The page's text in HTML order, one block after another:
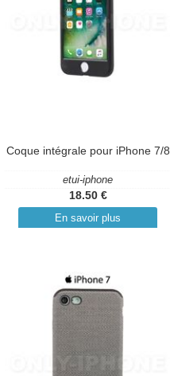
Coque intégrale pour iPhone 7/8
etui-iphone
18.50 €
En savoir plus